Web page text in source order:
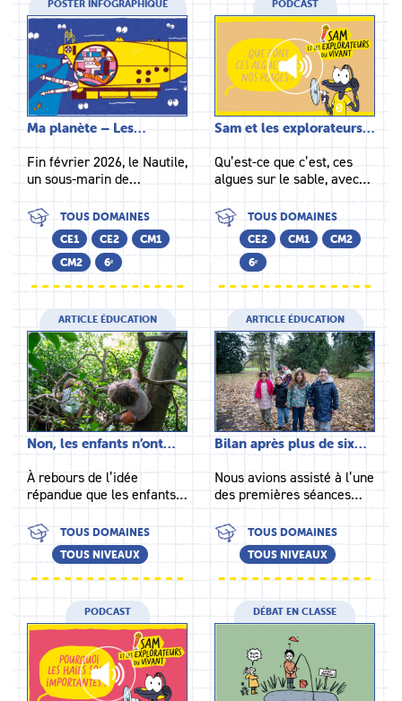
POSTER INFOGRAPHIQUE
Ma planète – Les…
Fin février 2026, le Nautile,
un sous-marin de…
TOUS DOMAINES
CE1
CE2
CM1
CM2
6ᵉ
PODCAST
Sam et les explorateurs…
Qu’est-ce que c’est, ces
algues sur le sable, avec…
TOUS DOMAINES
CE2
CM1
CM2
6ᵉ
ARTICLE ÉDUCATION
Non, les enfants n’ont…
À rebours de l’idée
répandue que les enfants…
TOUS DOMAINES
TOUS NIVEAUX
ARTICLE ÉDUCATION
Bilan après plus de six…
Nous avions assisté à l’une
des premières séances…
TOUS DOMAINES
TOUS NIVEAUX
PODCAST DÉBAT EN CLASSE